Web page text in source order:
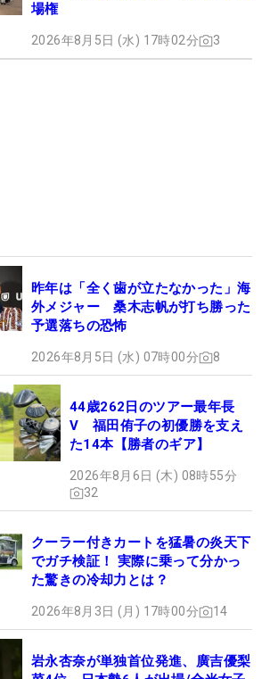
場権
2026年8月5日 (水) 17時02分 3
昨年は「全く歯が立たなかった」海
外メジャー 桑木志帆が打ち勝った
予選落ちの恐怖
2026年8月5日 (水) 07時00分 8
44歳262日のツアー最年長
V 福田侑子の初優勝を支え
た14本【勝者のギア】
2026年8月6日 (木) 08時55分
32
クーラー付きカートを猛暑の炎天下
でガチ検証！ 実際に乗って分かっ
た驚きの冷却力とは？
2026年8月3日 (月) 17時00分 14
岩永杏奈が単独首位発進、廣吉優梨